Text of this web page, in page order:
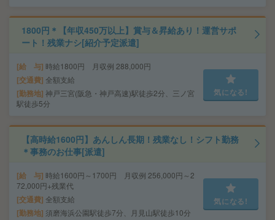
1800円＊【年収450万以上】賞与＆昇給あり！運営サポ
ート！残業ナシ[紹介予定派遣]
給 与 時給1800円 月収例 288,000円
交通費 全額支給
勤務地 神戸三宮(阪急・神戸高速)駅徒歩2分、三ノ宮
駅徒歩5分
気になる!
【高時給1600円】あんしん長期！残業なし！シフト勤務
＊事務のお仕事[派遣]
給 与 時給1600円～1700円 月収例 256,000円～2
72,000円+残業代
交通費 全額支給
勤務地 須磨海浜公園駅徒歩7分、月見山駅徒歩10分
気になる!